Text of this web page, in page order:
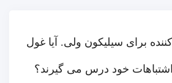
برای سیلیکون ولی. آیا غول
خود درس می گیرند؟